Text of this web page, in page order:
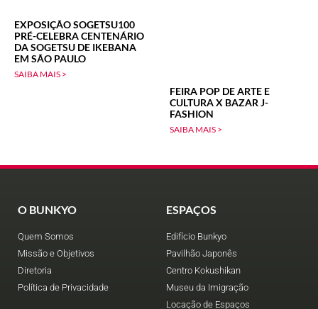
EXPOSIÇÃO SOGETSU100
PRÉ-CELEBRA CENTENÁRIO
DA SOGETSU DE IKEBANA
EM SÃO PAULO
SAIBA MAIS >
FEIRA POP DE ARTE E
CULTURA X BAZAR J-
FASHION
SAIBA MAIS >
O BUNKYO
Quem Somos
Missão e Objetivos
Diretoria
Política de Privacidade
ESPAÇOS
Edifício Bunkyo
Pavilhão Japonês
Centro Kokushikan
Museu da Imigração
Locação de Espaços